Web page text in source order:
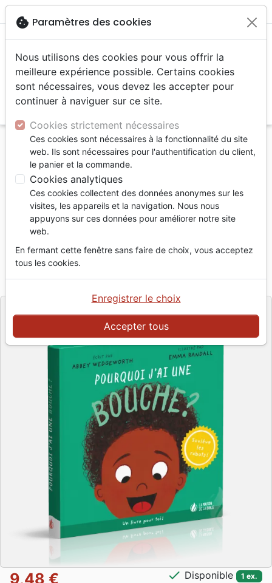
menu
Accueil Jeunesse
0 - 4 ans
Pourquoi j'ai une bouche ? - Un livre pour toi ! -
Soulève les rabats !
Pourquoi j'ai une bouche ?
Un livre pour toi ! - Soulève les rabats !
Auteur :
Emma Randall
RéférenceMB3644
La Maison de la Bible
9,48 € check Disponible 1 ex.
cookie Paramètres des cookies
Nous utilisons des cookies pour vous offrir la
meilleure expérience possible. Certains cookies
sont nécessaires, vous devez les accepter pour
continuer à naviguer sur ce site.
Cookies strictement nécessaires
Ces cookies sont nécessaires à la fonctionnalité du site
web. Ils sont nécessaires pour l'authentification du client,
le panier et la commande.
Cookies analytiques
Ces cookies collectent des données anonymes sur les
visites, les appareils et la navigation. Nous nous
appuyons sur ces données pour améliorer notre site
web.
En fermant cette fenêtre sans faire de choix, vous acceptez
tous les cookies.
Accepter tous
Enregistrer le choix